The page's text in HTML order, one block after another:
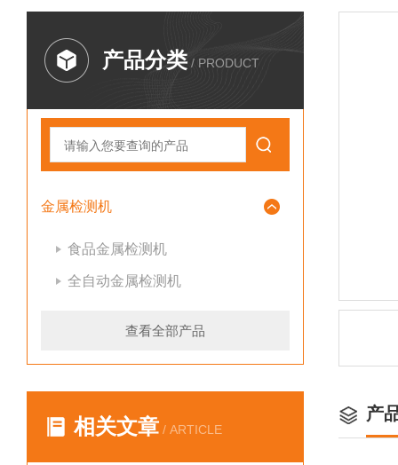
产品分类 / PRODUCT
金属检测机
食品金属检测机
全自动金属检测机
查看全部产品
相关文章 / ARTICLE
产